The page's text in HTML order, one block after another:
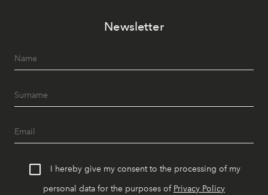
Newsletter
I hereby give my consent to the processing of my
personal data for the purposes of Privacy Policy